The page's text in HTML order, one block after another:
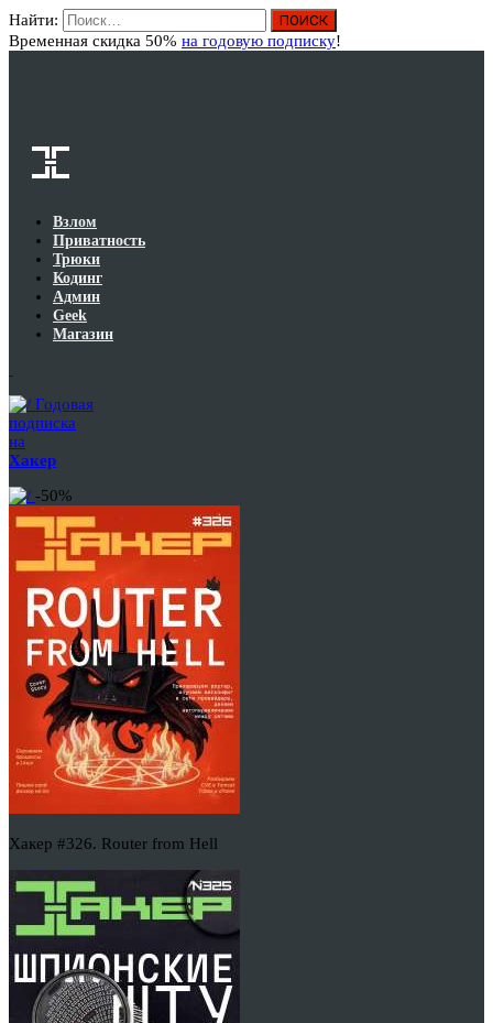
Найти:
Временная скидка 50% на годовую подписку!
Взлом
Приватность
Трюки
Кодинг
Админ
Geek
Магазин
Годовая
подписка
на
Хакер
-50%
Хакер #326. Router from Hell